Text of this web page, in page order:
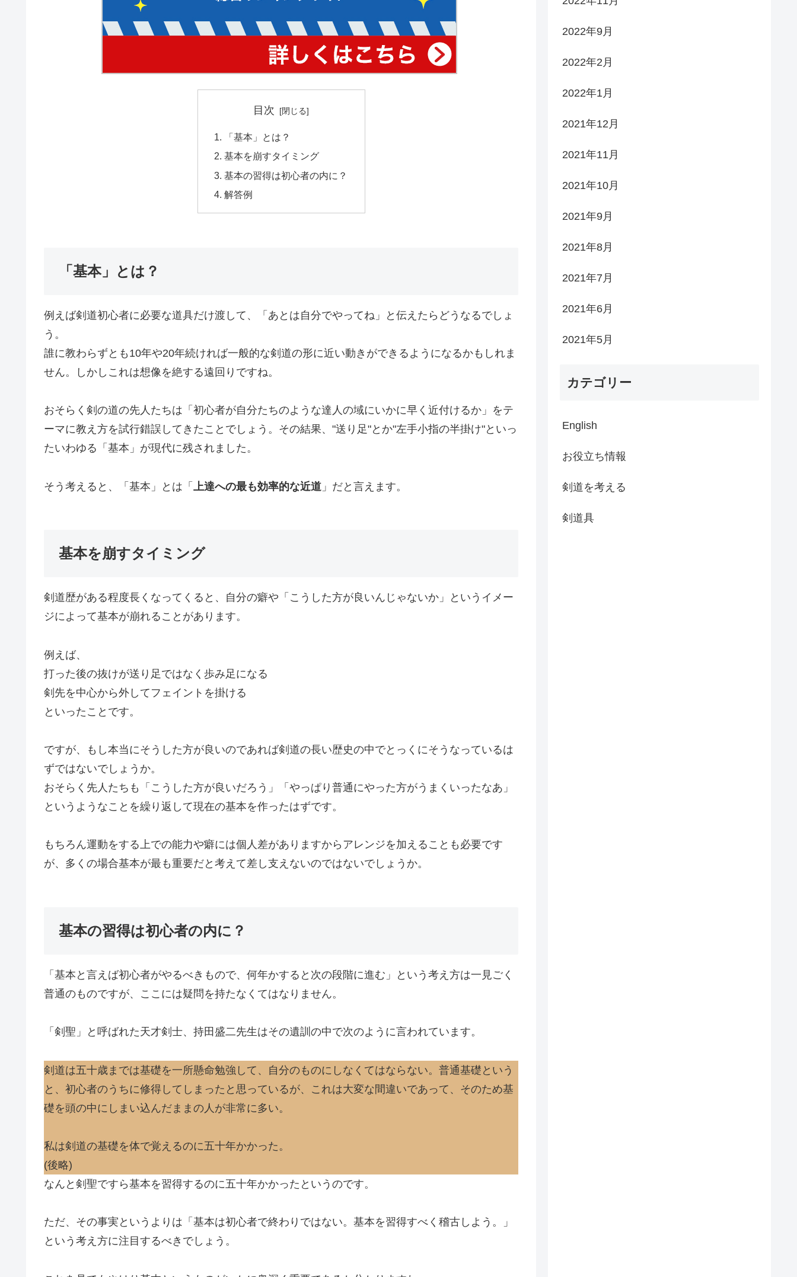
目次
「基本」とは？
基本を崩すタイミング
基本の習得は初心者の内に？
解答例
「基本」とは？
例えば剣道初心者に必要な道具だけ渡して、「あとは自分でやってね」と伝えたらどうなるでしょ
う。
誰に教わらずとも10年や20年続ければ一般的な剣道の形に近い動きができるようになるかもしれま
せん。しかしこれは想像を絶する遠回りですね。
おそらく剣の道の先人たちは「初心者が自分たちのような達人の域にいかに早く近付けるか」をテ
ーマに教え方を試行錯誤してきたことでしょう。その結果、"送り足"とか"左手小指の半掛け"といっ
たいわゆる「基本」が現代に残されました。
そう考えると、「基本」とは「 上達への最も効率的な近道 」だと言えます。
基本を崩すタイミング
剣道歴がある程度長くなってくると、自分の癖や「こうした方が良いんじゃないか」というイメー
ジによって基本が崩れることがあります。
例えば、
打った後の抜けが送り足ではなく歩み足になる
剣先を中心から外してフェイントを掛ける
といったことです。
ですが、もし本当にそうした方が良いのであれば剣道の長い歴史の中でとっくにそうなっているは
ずではないでしょうか。
おそらく先人たちも「こうした方が良いだろう」「やっぱり普通にやった方がうまくいったなあ」
というようなことを繰り返して現在の基本を作ったはずです。
もちろん運動をする上での能力や癖には個人差がありますからアレンジを加えることも必要です
が、多くの場合基本が最も重要だと考えて差し支えないのではないでしょうか。
基本の習得は初心者の内に？
「基本と言えば初心者がやるべきもので、何年かすると次の段階に進む」という考え方は一見ごく
普通のものですが、ここには疑問を持たなくてはなりません。
「剣聖」と呼ばれた天才剣士、持田盛二先生はその遺訓の中で次のように言われています。
剣道は五十歳までは基礎を一所懸命勉強して、自分のものにしなくてはならない。普通基礎という
と、初心者のうちに修得してしまったと思っているが、これは大変な間違いであって、そのため基
礎を頭の中にしまい込んだままの人が非常に多い。
私は剣道の基礎を体で覚えるのに五十年かかった。
(後略)
なんと剣聖ですら基本を習得するのに五十年かかったというのです。
ただ、その事実というよりは「基本は初心者で終わりではない。基本を習得すべく稽古しよう。」
という考え方に注目するべきでしょう。
2022年9月
2022年2月
2022年1月
2021年12月
2021年11月
2021年10月
2021年9月
2021年8月
2021年7月
2021年6月
2021年5月
カテゴリー
English
お役立ち情報
剣道を考える
剣道具